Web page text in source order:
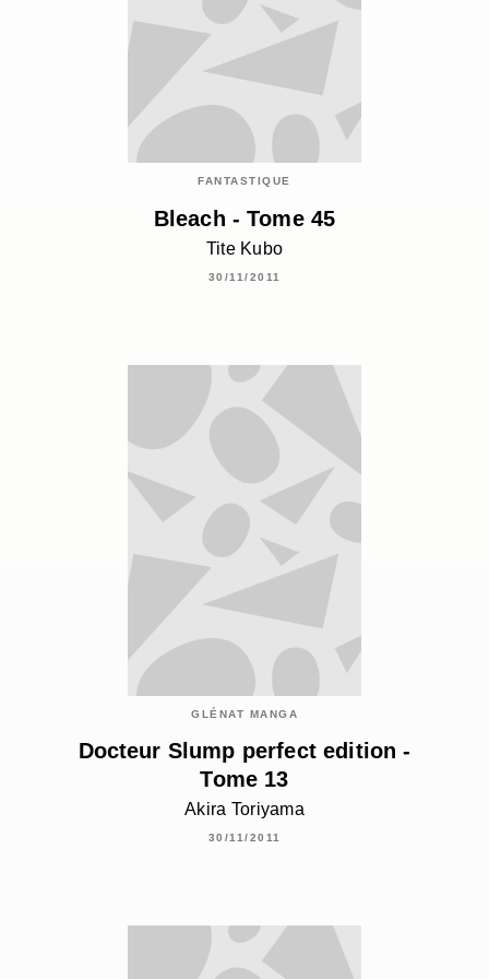
FANTASTIQUE
Bleach - Tome 45
Tite Kubo
30/11/2011
GLÉNAT MANGA
Docteur Slump perfect edition -
Tome 13
Akira Toriyama
30/11/2011